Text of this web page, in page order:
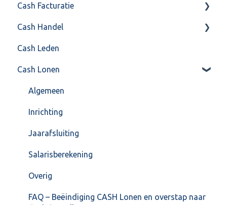
API 4.0 (REST API)
Cash Facturatie
Factureren
Instellingen
Algemeen
Formulierlayout
Cash Handel
Inkoop
Verkoop
Voorraad
Overig
VoorraadService & Onderhoud
Cash Leden
Cash Lonen
Algemeen
Inrichting
Jaarafsluiting
Salarisberekening
Overig
FAQ – Beëindiging CASH Lonen en overstap naar